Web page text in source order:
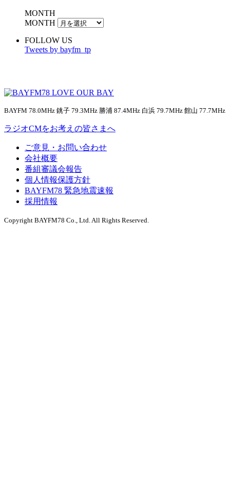
MONTH
MONTH
FOLLOW US
Tweets by bayfm_tp
BAYFM 78.0MHz 銚子 79.3MHz 勝浦 87.4MHz 白浜 79.7MHz 館山 77.7MHz
ラジオCMをお考えの皆さまへ
ご意見・お問い合わせ
会社概要
番組審議会報告
個人情報保護方針
BAYFM78 緊急地震速報
採用情報
Copyright BAYFM78 Co., Ltd. All Rights Reserved.